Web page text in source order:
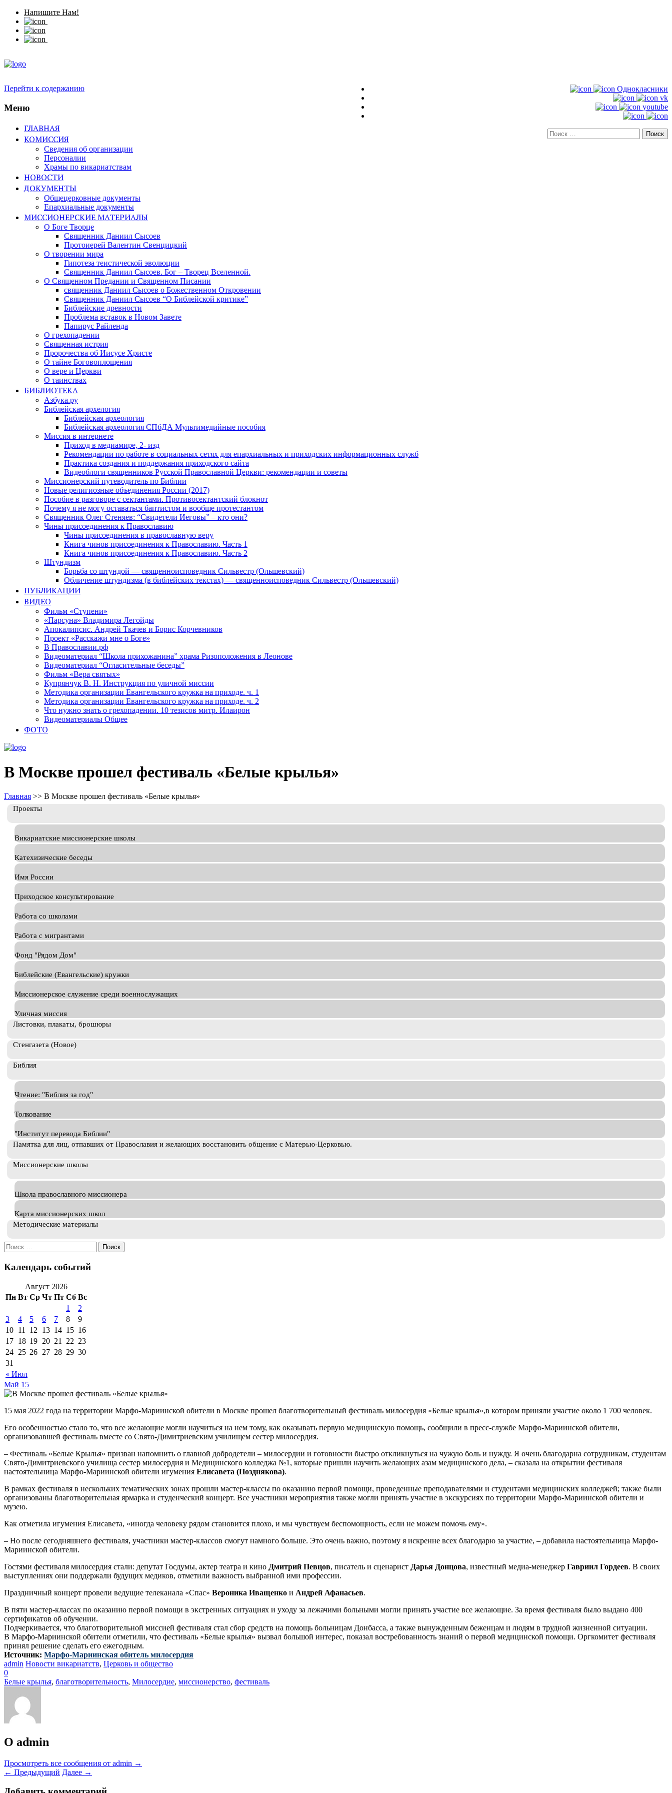
Напишите Нам!
Однокласники
vk
youtube
Искать:
Перейти к содержанию
Меню
ГЛАВНАЯ
КОМИССИЯ
Сведения об организации
Персоналии
Храмы по викариатствам
НОВОСТИ
ДОКУМЕНТЫ
Общецерковные документы
Епархиальные документы
МИССИОНЕРСКИЕ МАТЕРИАЛЫ
О Боге Творце
Священник Даниил Сысоев
Протоиерей Валентин Свенцицкий
О творении мира
Гипотеза теистической эволюции
Священник Даниил Сысоев. Бог – Творец Вселенной.
О Священном Предании и Священном Писании
священник Даниил Сысоев о Божественном Откровении
Священник Даниил Сысоев “О Библейской критике”
Библейские древности
Проблема вставок в Новом Завете
Папирус Райленда
О грехопадении
Священная истрия
Пророчества об Иисусе Христе
О тайне Боговоплощения
О вере и Церкви
О таинствах
БИБЛИОТЕКА
Азбука.ру
Библейская архелогия
Библейская археология
Библейская археология СПбДА Мультимедийные пособия
Миссия в интернете
Приход в медиамире, 2- изд
Рекомендации по работе в социальных сетях для епархиальных и приходских информационных служб
Практика создания и поддержания приходского сайта
Видеоблоги священников Русской Православной Церкви: рекомендации и советы
Миссионерский путеводитель по Библии
Новые религиозные объединения России (2017)
Пособие в разговоре с сектантами. Противосектантский блокнот
Почему я не могу оставаться баптистом и вообще протестантом
Священник Олег Стеняев: “Свидетели Иеговы” – кто они?
Чины присоединения к Православию
Чины присоединения в православную веру
Книга чинов присоединения к Православию. Часть 1
Книга чинов присоединения к Православию. Часть 2
Штундизм
Борьба со штундой — священноисповедник Сильвестр (Ольшевский)
Обличение штундизма (в библейских текстах) — священноисповедник Сильвестр (Ольшевский)
ПУБЛИКАЦИИ
ВИДЕО
Фильм «Ступени»
«Парсуна» Владимира Легойды
Апокалипсис. Андрей Ткачев и Борис Корчевников
Проект «Расскажи мне о Боге»
В Православии.рф
Видеоматериал “Школа прихожанина” храма Ризоположения в Леонове
Видеоматериал “Огласительные беседы”
Фильм «Вера святых»
Купрянчук В. Н. Инструкция по уличной миссии
Методика организации Евангельского кружка на приходе. ч. 1
Методика организации Евангельского кружка на приходе. ч. 2
Что нужно знать о грехопадении. 10 тезисов митр. Илаирон
Видеоматериалы Общее
ФОТО
В Москве прошел фестиваль «Белые крылья»
Главная >> В Москве прошел фестиваль «Белые крылья»
Проекты
Викариатские миссионерские школы
Катехизические беседы
Имя России
Приходское консультирование
Работа со школами
Работа с мигрантами
Фонд "Рядом Дом"
Библейские (Евангельские) кружки
Миссионерское служение среди военнослужащих
Уличная миссия
Листовки, плакаты, брошюры
Стенгазета (Новое)
Библия
Чтение: "Библия за год"
Толкование
"Институт перевода Библии"
Памятка для лиц, отпавших от Православия и желающих восстановить общение с Матерью-Церковью.
Миссионерские школы
Школа православного миссионера
Карта миссионерских школ
Методические материалы
Искать:
Календарь событий
Август 2026
Пн Вт Ср Чт Пт Сб Вс
« Июл
1
2
3
4 5 6 7 8
9
10 11 12 13 14 15 16
17 18 19 20 21 22 23
24 25 26 27 28 29 30
31
Май 15
15 мая 2022 года на территории Марфо-Мариинской обители в Москве прошел благотворительный фестиваль милосердия «Белые крылья»,в котором приняли участие около 1 700 человек.
Его особенностью стало то, что все желающие могли научиться на нем тому, как оказывать первую медицинскую помощь, сообщили в пресс-службе Марфо-Мариинской обители,
организовавшей фестиваль вместе со Свято-Димитриевским училищем сестер милосердия.
– Фестиваль «Белые Крылья» призван напомнить о главной добродетели – милосердии и готовности быстро откликнуться на чужую боль и нужду. Я очень благодарна сотрудникам, студентам
Свято-Димитриевского училища сестер милосердия и Медицинского колледжа №1, которые пришли научить желающих азам медицинского дела, – сказала на открытии фестиваля
настоятельница Марфо-Мариинской обители игумения Елисавета (Позднякова).
В рамках фестиваля в нескольких тематических зонах прошли мастер-классы по оказанию первой помощи, проведенные преподавателями и студентами медицинских колледжей; также были
организованы благотворительная ярмарка и студенческий концерт. Все участники мероприятия также могли принять участие в экскурсиях по территории Марфо-Мариинской обители и
музею.
Как отметила игумения Елисавета, «иногда человеку рядом становится плохо, и мы чувствуем беспомощность, если не можем помочь ему».
– Но после сегодняшнего фестиваля, участники мастер-классов смогут намного больше. Это очень важно, поэтому я искренне всех благодарю за участие, – добавила настоятельница Марфо-
Мариинской обители.
Гостями фестиваля милосердия стали: депутат Госдумы, актер театра и кино Дмитрий Певцов, писатель и сценарист Дарья Донцова, известный медиа-менеджер Гавриил Гордеев. В своих
выступлениях они поддержали будущих медиков, отметили важность выбранной ими профессии.
Праздничный концерт провели ведущие телеканала «Спас» Вероника Иващенко и Андрей Афанасьев.
В пяти мастер-классах по оказанию первой помощи в экстренных ситуациях и уходу за лежачими больными могли принять участие все желающие. За время фестиваля было выдано 400
сертификатов об обучении.
Подчеркивается, что благотворительной миссией фестиваля стал сбор средств на помощь больницам Донбасса, а также вынужденным беженцам и людям в трудной жизненной ситуации.
В Марфо-Мариинской обители отметили, что фестиваль «Белые крылья» вызвал большой интерес, показал востребованность знаний о первой медицинской помощи. Оргкомитет фестиваля
принял решение сделать его ежегодным.
Источник: Марфо-Мариинская обитель милосердия
admin Новости викариатств, Церковь и общество
0
Белые крылья, благотворительность, Милосердие, миссионерство, фестиваль
О admin
Просмотреть все сообщения от admin →
← Предыдущий Далее →